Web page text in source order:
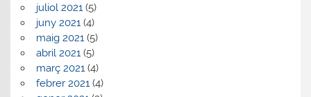
juliol 2021(5)
juny 2021(4)
maig 2021(5)
abril 2021(5)
març 2021(4)
febrer 2021(4)